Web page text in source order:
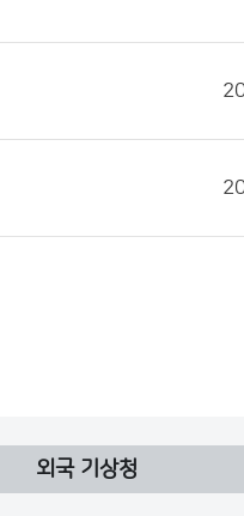
외국 기상청